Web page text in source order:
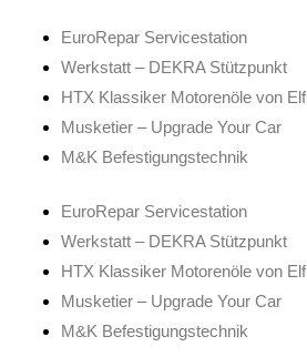
EuroRepar Servicestation
Werkstatt – DEKRA Stützpunkt
HTX Klassiker Motorenöle von Elf
Musketier – Upgrade Your Car
M&K Befestigungstechnik
EuroRepar Servicestation
Werkstatt – DEKRA Stützpunkt
HTX Klassiker Motorenöle von Elf
Musketier – Upgrade Your Car
M&K Befestigungstechnik